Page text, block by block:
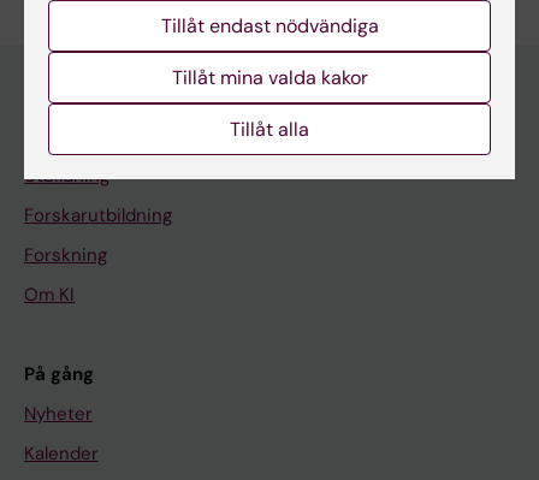
Utbildning
Forskarutbildning
Forskning
Om KI
På gång
Nyheter
Kalender
Tillåt endast nödvändiga
Tillåt mina valda kakor
Tillåt alla